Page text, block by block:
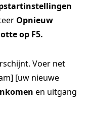
Opnieuw
op F5.
Voer net
[uw nieuwe
en uitgang